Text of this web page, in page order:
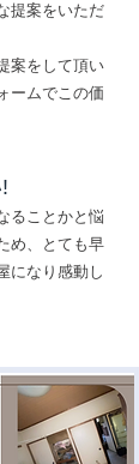
提案をいただ
案をして頂い
ームでこの価
ることかと悩
め、とても早
になり感動し